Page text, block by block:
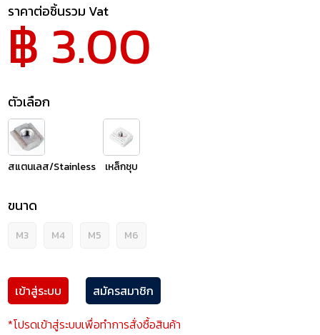
ราคาต่อชิ้นรวม Vat
฿ 3.00
ตัวเลือก
สแตนเลส/Stainless เหล็กชุบ
ขนาด
M3 M4 M5 M6
เข้าสู่ระบบ
สมัครสมาชิก
*โปรดเข้าสู่ระบบเพื่อทำการสั่งซื้อสินค้า